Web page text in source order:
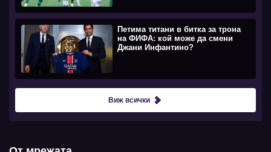
Петима титани в битка за трона
на ФИФА: кой може да смени
Джани Инфантино?
Виж всички